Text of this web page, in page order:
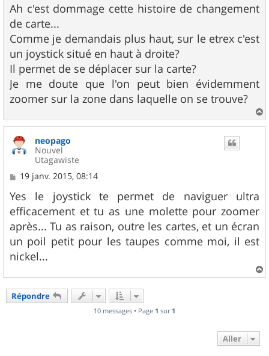
s
s
a
g
e
Ah c'est dommage cette histoire de changement
de carte...
Comme je demandais plus haut, sur le etrex c'est
un joystick situé en haut à droite?
Il permet de se déplacer sur la carte?
Je me doute que l'on peut bien évidemment
zoomer sur la zone dans laquelle on se trouve?
a
neopago
Nouvel
Utagawiste
M
s
s
a
g
e
19 janv. 2015, 08:14
Yes le joystick te permet de naviguer ultra
efficacement et tu as une molette pour zoomer
après... Tu as raison, outre les cartes, et un écran
un poil petit pour les taupes comme moi, il est
nickel...
a
Répondre
10 messages • Page 1 sur 1
Aller